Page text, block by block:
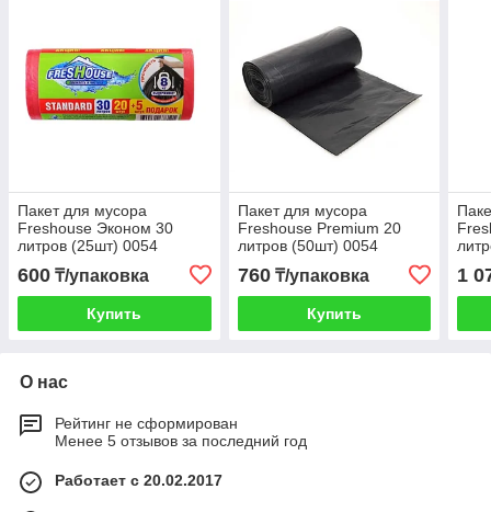
Пакет для мусора
Freshouse Эконом 30
литров (25шт) 0054
600 ₸/упаковка
Купить
Пакет для мусора
Freshouse Premium 20
литров (50шт) 0054
760₸/упаковка
Купить
1
О нас
Рейтинг не сформирован
Менее 5 отзывов за последний год
Работает с 20.02.2017